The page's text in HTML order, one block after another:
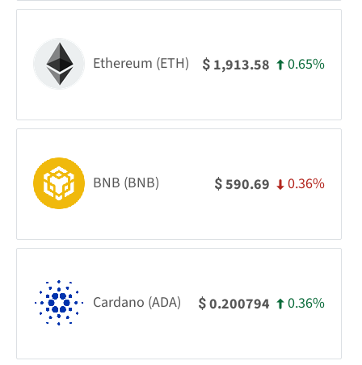
Ethereum (ETH) $ 1,913.58 0.65%
BNB (BNB) $590.69 0.36%
Cardano (ADA) $0.200794 0.36%